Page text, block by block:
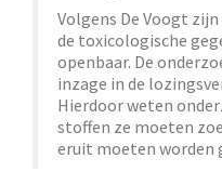
Volgens De Voogt
de toxicologische
openbaar. De
inzage in de
Hierdoor weten
stoffen ze moeten
eruit moeten worden